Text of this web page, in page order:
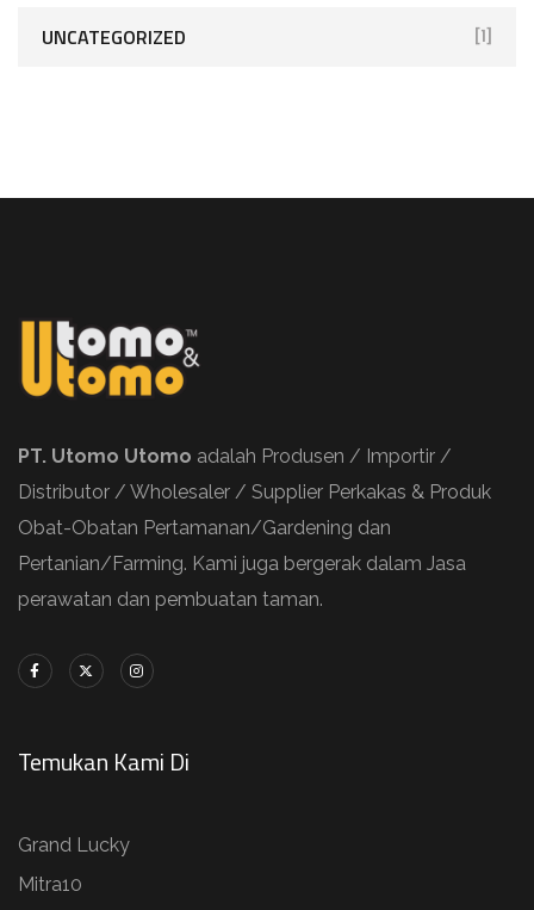
UNCATEGORIZED [1]
PT. Utomo Utomo adalah Produsen / Importir /
Distributor / Wholesaler / Supplier Perkakas & Produk
Obat-Obatan Pertamanan/Gardening dan
Pertanian/Farming. Kami juga bergerak dalam Jasa
perawatan dan pembuatan taman.
Temukan Kami Di
Grand Lucky
Mitra10